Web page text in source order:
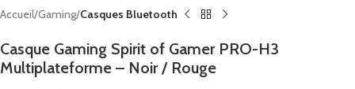
Accueil Gaming Casques Bluetooth
Casque Gaming Spirit of Gamer PRO-H3
Multiplateforme – Noir / Rouge